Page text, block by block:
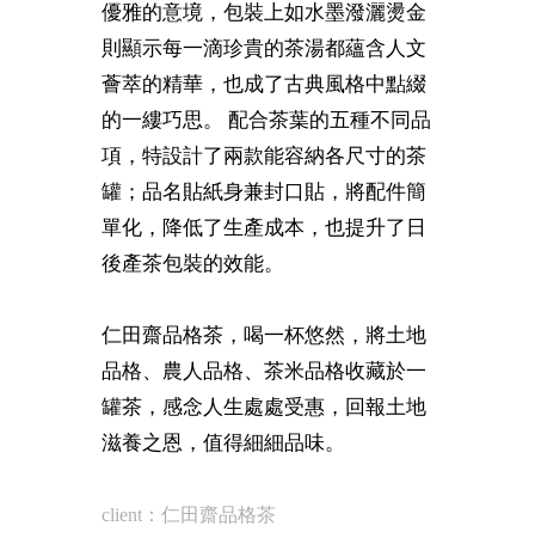
優雅的意境，包裝上如水墨潑灑燙金
則顯示每一滴珍貴的茶湯都蘊含人文
薈萃的精華，也成了古典風格中點綴
的一縷巧思。 配合茶葉的五種不同品
項，特設計了兩款能容納各尺寸的茶
罐；品名貼紙身兼封口貼，將配件簡
單化，降低了生產成本，也提升了日
後產茶包裝的效能。
仁田齋品格茶，喝一杯悠然，將土地
品格、農人品格、茶米品格收藏於一
罐茶，感念人生處處受惠，回報土地
滋養之恩，值得細細品味。
client：仁田齋品格茶